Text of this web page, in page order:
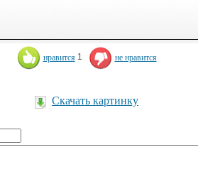
нравится 1 не нравится
Скачать картинку